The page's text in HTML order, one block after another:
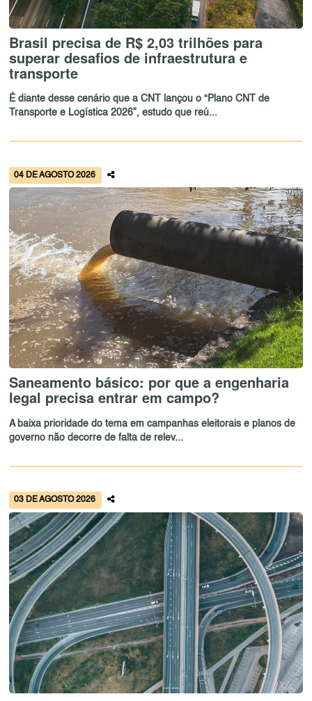
Brasil precisa de R$ 2,03 trilhões para
superar desafios de infraestrutura e
transporte
É diante desse cenário que a CNT lançou o “Plano CNT de
Transporte e Logística 2026”, estudo que reú...
04 DE AGOSTO 2026
Saneamento básico: por que a engenharia
legal precisa entrar em campo?
A baixa prioridade do tema em campanhas eleitorais e planos de
governo não decorre de falta de relev...
03 DE AGOSTO 2026